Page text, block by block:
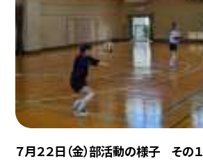
７月２２日（金）部活動の様子 その１